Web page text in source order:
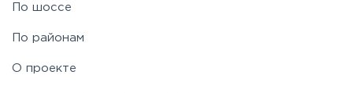
По шоссе
По районам
О проекте